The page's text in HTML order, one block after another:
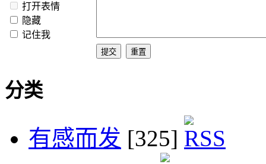
打开表情
隐藏
记住我
分类
有感而发 [325]